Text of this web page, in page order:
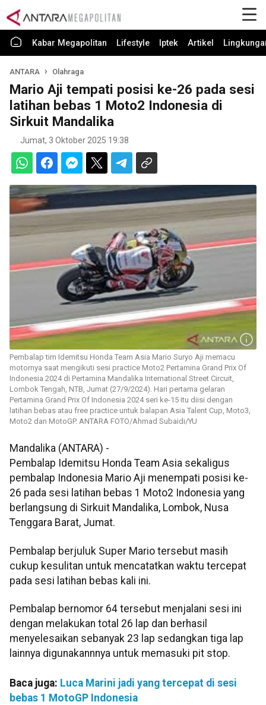
Kabar Megapolitan Lifestyle Iptek Artikel
ANTARA Olahraga
Mario Aji tempati posisi ke-26 pada sesi
latihan bebas 1 Moto2 Indonesia di
Sirkuit Mandalika
Jumat, 3 Oktober 2025 19:38
Pembalap tim Idemitsu Honda Team Asia Mario Suryo Aji memacu
motornya saat mengikuti sesi practice Moto2 Pertamina Grand Prix Of
Indonesia 2024 di Pertamina Mandalika International Street Circuit,
Lombok Tengah, NTB, Jumat (27/9/2024). Hari pertama gelaran
Pertamina Grand Prix Of Indonesia 2024 seri ke-15 itu diisi dengan
latihan bebas atau free practice untuk balapan Asia Talent Cup, Moto3,
Moto2 dan MotoGP. ANTARA FOTO/Ahmad Subaidi/YU
Mandalika (ANTARA) -
Pembalap Idemitsu Honda Team Asia sekaligus
pembalap Indonesia Mario Aji menempati posisi ke-
26 pada sesi latihan bebas 1 Moto2 Indonesia yang
berlangsung di Sirkuit Mandalika, Lombok, Nusa
Tenggara Barat, Jumat.
Pembalap berjuluk Super Mario tersebut masih
cukup kesulitan untuk mencatatkan waktu tercepat
pada sesi latihan bebas kali ini.
Pembalap bernomor 64 tersebut menjalani sesi ini
dengan melakukan total 26 lap dan berhasil
menyelesaikan sebanyak 23 lap sedangkan tiga lap
lainnya digunakannnya untuk memasuki pit stop.
Baca juga: Luca Marini jadi yang tercepat di sesi
bebas 1 MotoGP Indonesia